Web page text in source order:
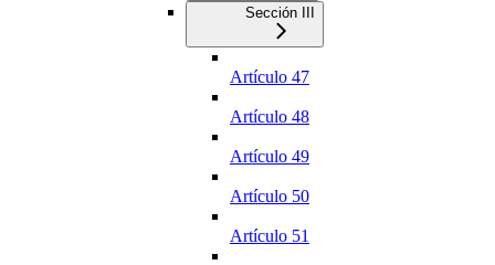
Sección III
Artículo 47
Artículo 48
Artículo 49
Artículo 50
Artículo 51